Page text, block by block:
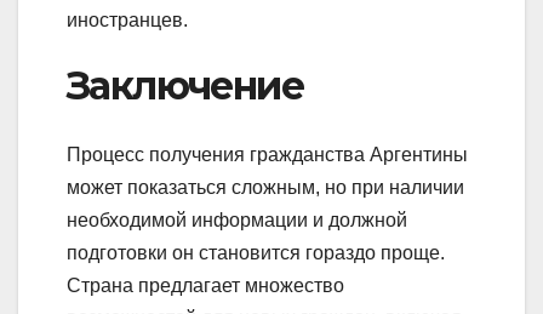
иностранцев.
Заключение
Процесс получения гражданства Аргентины
может показаться сложным, но при наличии
необходимой информации и должной
подготовки он становится гораздо проще.
Страна предлагает множество